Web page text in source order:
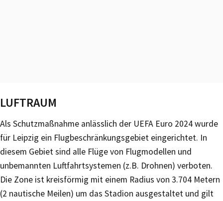
LUFTRAUM
Als Schutzmaßnahme anlässlich der UEFA Euro 2024 wurde
für Leipzig ein Flugbeschränkungsgebiet eingerichtet. In
diesem Gebiet sind alle Flüge von Flugmodellen und
unbemannten Luftfahrtsystemen (z.B. Drohnen) verboten.
Die Zone ist kreisförmig mit einem Radius von 3.704 Metern
(2 nautische Meilen) um das Stadion ausgestaltet und gilt